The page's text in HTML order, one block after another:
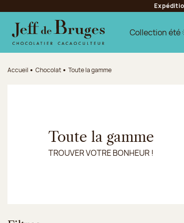
Aller au contenu principal
Aller au pied de page
Collection été
Accueil Chocolat Toute la gamme
Toute la gamme
TROUVER VOTRE BONHEUR !